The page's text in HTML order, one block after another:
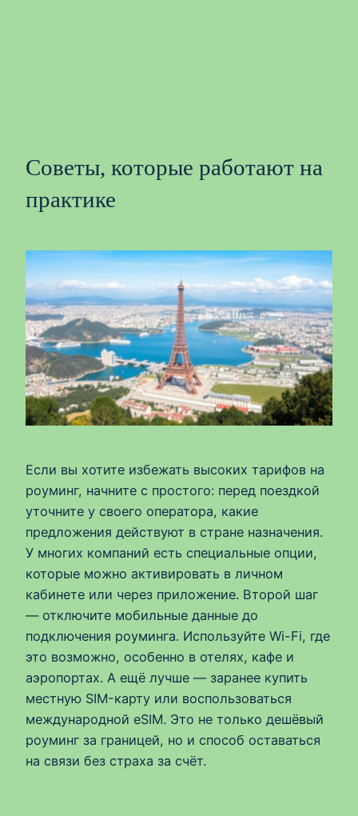
Советы, которые работают на
практике
Если вы хотите избежать высоких тарифов на
роуминг, начните с простого: перед поездкой
уточните у своего оператора, какие
предложения действуют в стране назначения.
У многих компаний есть специальные опции,
которые можно активировать в личном
кабинете или через приложение. Второй шаг
— отключите мобильные данные до
подключения роуминга. Используйте Wi-Fi, где
это возможно, особенно в отелях, кафе и
аэропортах. А ещё лучше — заранее купить
местную SIM-карту или воспользоваться
международной eSIM. Это не только дешёвый
роуминг за границей, но и способ оставаться
на связи без страха за счёт.